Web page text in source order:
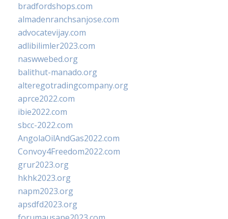
bradfordshops.com
almadenranchsanjose.com
advocatevijay.com
adlibilimler2023.com
naswwebed.org
balithut-manado.org
alteregotradingcompany.org
aprce2022.com
ibie2022.com
sbcc-2022.com
AngolaOilAndGas2022.com
Convoy4Freedom2022.com
grur2023.org
hkhk2023.org
napm2023.org
apsdfd2023.org